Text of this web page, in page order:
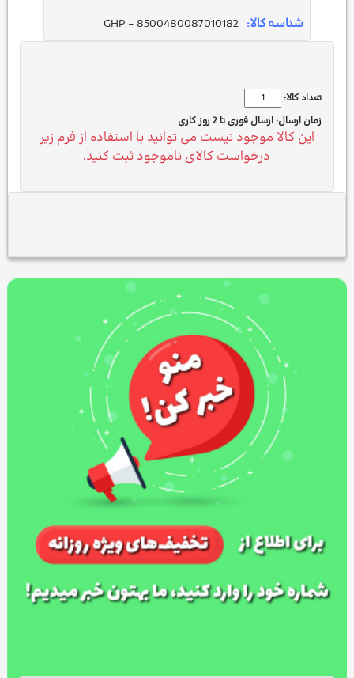
شناسه کالا: GHP - 8500480087010182
تعداد کالا:
زمان ارسال: ارسال فوری تا 2 روز کاری
این کالا موجود نیست می توانید با استفاده از فرم زیر
درخواست کالای ناموجود ثبت کنید.